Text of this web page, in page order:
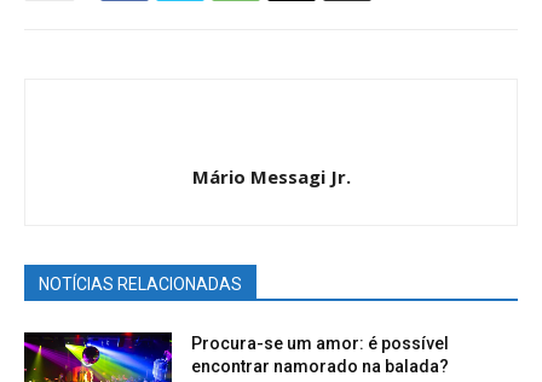
Mário Messagi Jr.
NOTÍCIAS RELACIONADAS
Procura-se um amor: é possível
encontrar namorado na balada?